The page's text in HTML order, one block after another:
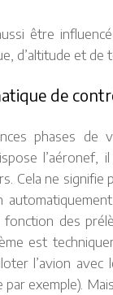
être
d’altitude et de
de
phases de
Cela ne
des
est
l’avion
par exemple).